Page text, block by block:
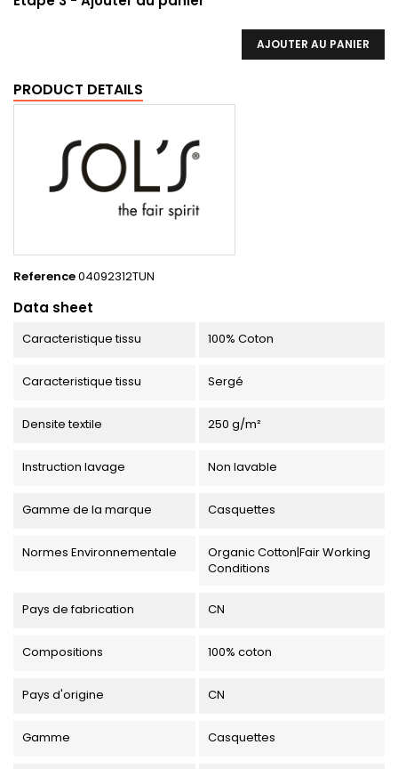
AJOUTER AU PANIER
PRODUCT DETAILS
Reference04092312TUN
Data sheet
Caracteristique tissu 100% Coton
Caracteristique tissu Sergé
Densite textile 250 g/m²
Instruction lavage Non lavable
Gamme de la marque Casquettes
Normes Environnementale
Organic Cotton|Fair Working
Conditions
Pays de fabrication CN
Compositions 100% coton
Pays d'origine CN
Gamme Casquettes